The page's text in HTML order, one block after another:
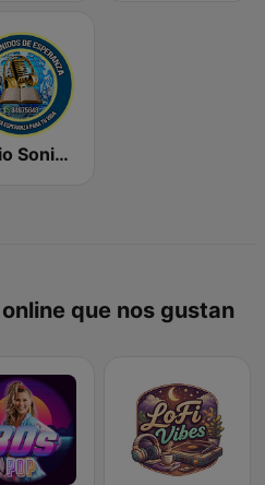
Radio Sonidos De Esperanza
que nos gustan